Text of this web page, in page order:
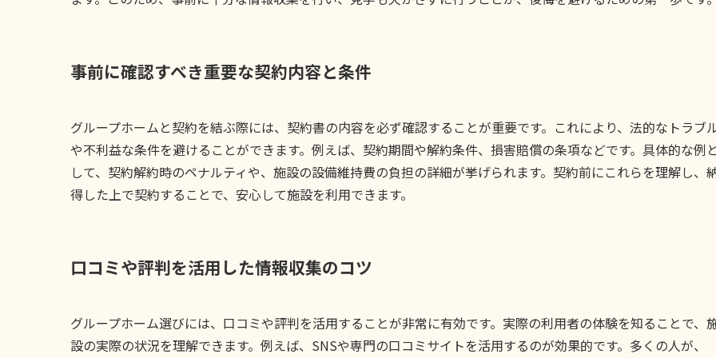
事前に確認すべき重要な契約内容と条件
グループホームと契約を結ぶ際には、契約書の内容を必ず確認することが重要です。これにより、法的なトラブ
や不利益な条件を避けることができます。例えば、契約期間や解約条件、損害賠償の条項などです。具体的な例と
して、契約解約時のペナルティや、施設の設備維持費の負担の詳細が挙げられます。契約前にこれらを理解し、
得した上で契約することで、安心して施設を利用できます。
口コミや評判を活用した情報収集のコツ
グループホーム選びには、口コミや評判を活用することが非常に有効です。実際の利用者の体験を知ることで、
設の実際の状況を理解できます。例えば、SNSや専門の口コミサイトを活用するのが効果的です。多くの人が、